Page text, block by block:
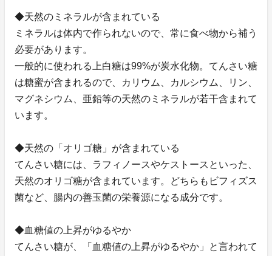
◆天然のミネラルが含まれている
ミネラルは体内で作られないので、常に食べ物から補う
必要があります。
一般的に使われる上白糖は99%が炭水化物。てんさい糖
は糖蜜が含まれるので、カリウム、カルシウム、リン、
マグネシウム、亜鉛等の天然のミネラルが若干含まれて
います。
◆天然の「オリゴ糖」が含まれている
てんさい糖には、ラフィノースやケストースといった、
天然のオリゴ糖が含まれています。どちらもビフィズス
菌など、腸内の善玉菌の栄養源になる成分です。
◆血糖値の上昇がゆるやか
てんさい糖が、「血糖値の上昇がゆるやか」と言われて